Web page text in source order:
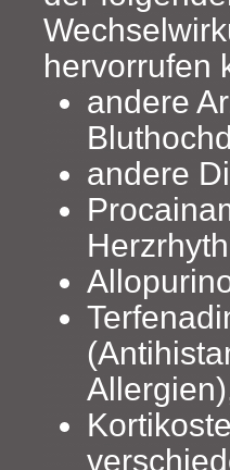
hervorrufen
andere
andere